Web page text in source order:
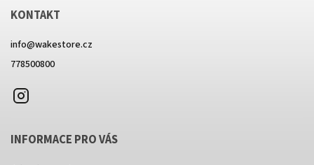
KONTAKT
info@wakestore.cz
778500800
INFORMACE PRO VÁS